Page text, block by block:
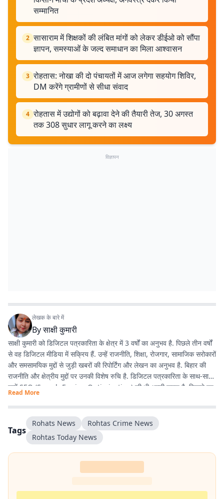
सम्मानित
2 सासाराम में शिक्षकों की लंबित मांगों को लेकर डीईओ को सौंपा
ज्ञापन, समस्याओं के जल्द समाधान का मिला आश्वासन
3 रोहतास: नोखा की दो पंचायतों में आज लगेगा सहयोग शिविर,
DM करेंगे ग्रामीणों से सीधा संवाद
4 रोहतास में उद्योगों को बढ़ावा देने की तैयारी तेज, 30 अगस्त
तक 308 सुधार लागू करने का लक्ष्य
विज्ञापन
लेखक के बारे में
Byसाक्षी कुमारी
साक्षी कुमारी को डिजिटल पत्रकारिता के क्षेत्र में 3 वर्षों का अनुभव है. पिछले तीन वर्षों
से वह डिजिटल मीडिया में सक्रिय हैं. उन्हें राजनीति, शिक्षा, रोजगार, सामाजिक सरोकारों
और समसामयिक मुद्दों से जुड़ी खबरों की रिपोर्टिंग और लेखन का अनुभव है. बिहार की
राजनीति और क्षेत्रीय मुद्दों पर उनकी विशेष रुचि है. डिजिटल पत्रकारिता के साथ-साथ
उन्हें SEO (Search Engine Optimization) की भी अच्छी समझ है, जिससे वह
पाठकों तक समय पर और प्रभावी ढंग से खबरें पहुंचाने में दक्ष हैं. तथ्यपरक, विश्वसनीय
और SEO-अनुकूल समाचार तैयार करना उनकी प्रमुख कार्यशैली है.
Read More
Tags
Rohats News
Rohtas Crime News
Rohtas Today News